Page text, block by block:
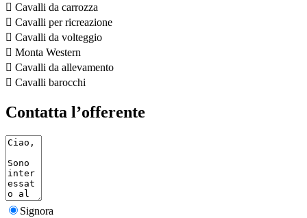
 Cavalli da carrozza
 Cavalli per ricreazione
 Cavalli da volteggio
 Monta Western
 Cavalli da allevamento
 Cavalli barocchi
Contatta l’offerente
Signora